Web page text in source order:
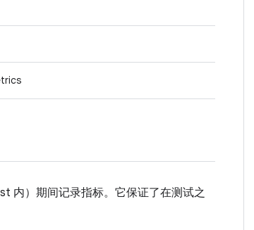
内）期间记录指标。它保证了在测试之